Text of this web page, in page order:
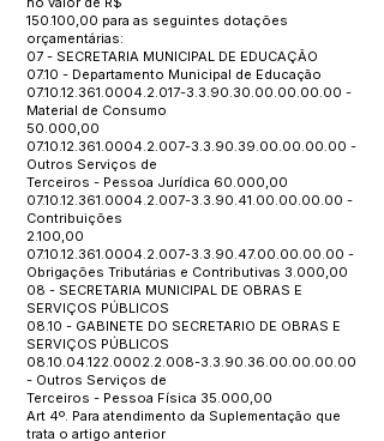
150.100,00 para as seguintes dotações
orçamentárias:
07 - SECRETARIA MUNICIPAL DE EDUCAÇÃO
07.10 - Departamento Municipal de Educação
07.10.12.361.0004.2.017-3.3.90.30.00.00.00.00 -
Material de Consumo
50.000,00
07.10.12.361.0004.2.007-3.3.90.39.00.00.00.00 -
Outros Serviços de
Terceiros - Pessoa Jurídica 60.000,00
07.10.12.361.0004.2.007-3.3.90.41.00.00.00.00 -
Contribuições
2.100,00
07.10.12.361.0004.2.007-3.3.90.47.00.00.00.00 -
Obrigações Tributárias e Contributivas 3.000,00
08 - SECRETARIA MUNICIPAL DE OBRAS E
SERVIÇOS PÚBLICOS
08.10 - GABINETE DO SECRETARIO DE OBRAS E
SERVIÇOS PÚBLICOS
08.10.04.122.0002.2.008-3.3.90.36.00.00.00.00
- Outros Serviços de
Terceiros - Pessoa Física 35.000,00
Art 4º. Para atendimento da Suplementação que
trata o artigo anterior